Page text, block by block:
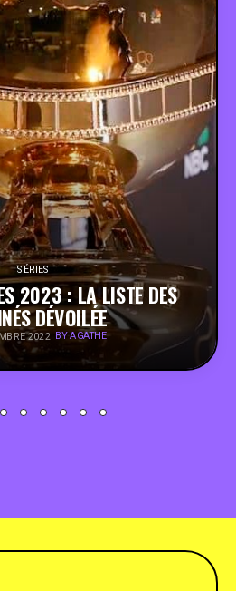
VIDÉO
PLANS
KULTT
SÉRIES
2023 : LA LISTE DES
DÉVOILÉE
2022 BY AGATHE